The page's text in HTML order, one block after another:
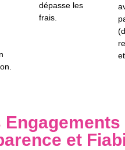
dépasse les
frais.
Engagements
et